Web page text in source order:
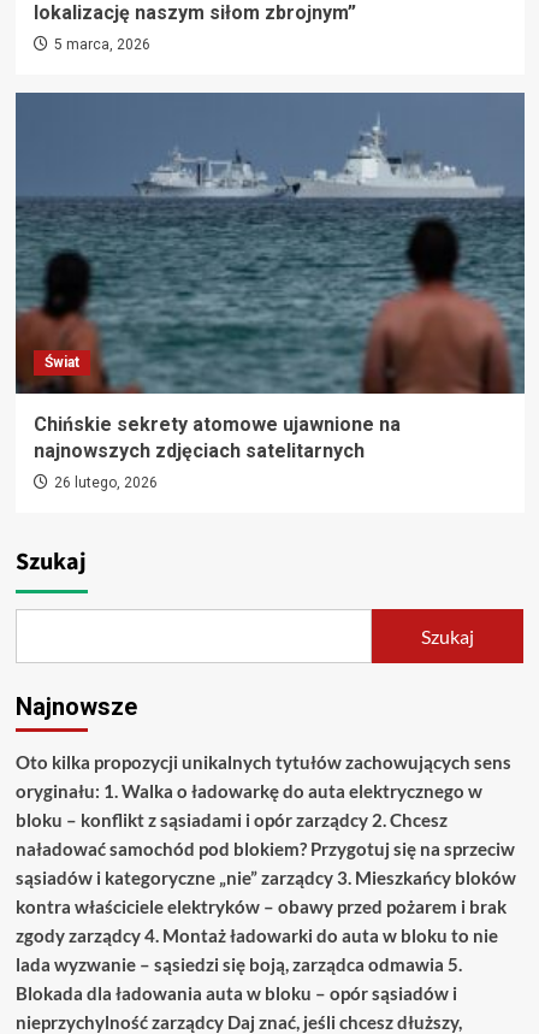
lokalizację naszym siłom zbrojnym”
5 marca, 2026
Świat
Chińskie sekrety atomowe ujawnione na
najnowszych zdjęciach satelitarnych
26 lutego, 2026
Szukaj
Szukaj
Najnowsze
Oto kilka propozycji unikalnych tytułów zachowujących sens
oryginału: 1. Walka o ładowarkę do auta elektrycznego w
bloku – konflikt z sąsiadami i opór zarządcy 2. Chcesz
naładować samochód pod blokiem? Przygotuj się na sprzeciw
sąsiadów i kategoryczne „nie” zarządcy 3. Mieszkańcy bloków
kontra właściciele elektryków – obawy przed pożarem i brak
zgody zarządcy 4. Montaż ładowarki do auta w bloku to nie
lada wyzwanie – sąsiedzi się boją, zarządca odmawia 5.
Blokada dla ładowania auta w bloku – opór sąsiadów i
nieprzychylność zarządcy Daj znać, jeśli chcesz dłuższy,